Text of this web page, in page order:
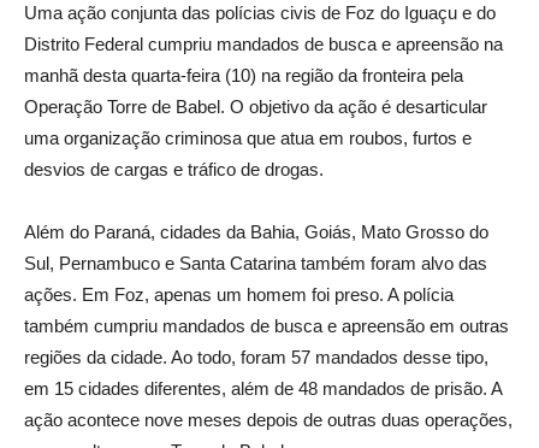
Uma ação conjunta das polícias civis de Foz do Iguaçu e do
Distrito Federal cumpriu mandados de busca e apreensão na
manhã desta quarta-feira (10) na região da fronteira pela
Operação Torre de Babel. O objetivo da ação é desarticular
uma organização criminosa que atua em roubos, furtos e
desvios de cargas e tráfico de drogas.
Além do Paraná, cidades da Bahia, Goiás, Mato Grosso do
Sul, Pernambuco e Santa Catarina também foram alvo das
ações. Em Foz, apenas um homem foi preso. A polícia
também cumpriu mandados de busca e apreensão em outras
regiões da cidade. Ao todo, foram 57 mandados desse tipo,
em 15 cidades diferentes, além de 48 mandados de prisão. A
ação acontece nove meses depois de outras duas operações,